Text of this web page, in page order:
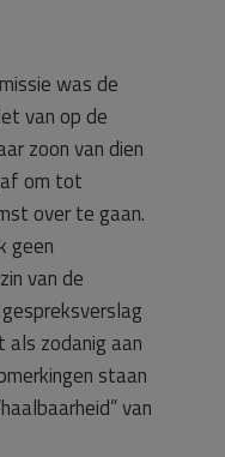
was de
van op de
zoon van dien
om tot
over te gaan.
geen
van de
zodanig aan
staan
van